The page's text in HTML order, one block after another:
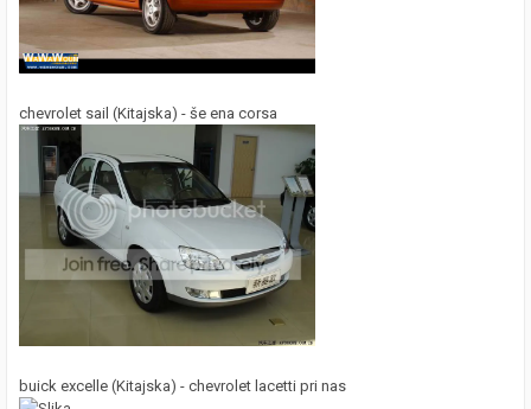
chevrolet sail (Kitajska) - še ena corsa
buick excelle (Kitajska) - chevrolet lacetti pri nas